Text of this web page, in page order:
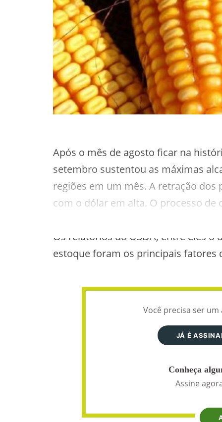
Após o mês de agosto ficar na
setembro sustentou as máximas
regiões em um mês. A retração
com o dólar em alta. O processo de
Os relatórios do USDA, entre eles o
estoque foram os principais fatores
Você precisa ser
JÁ É
Conheça
Assine